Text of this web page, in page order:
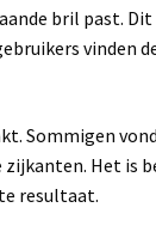
bril past.
vinden
Sommigen
Het is
resultaat.